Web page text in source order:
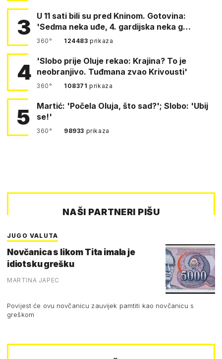
3
U 11 sati bili su pred Kninom. Gotovina:
'Sedma neka uđe, 4. gardijska neka g…
360° 124483prikaza
4
'Slobo prije Oluje rekao: Krajina? To je
neobranjivo. Tuđmana zvao Krivousti'
360° 108371prikaza
5
Martić: 'Počela Oluja, što sad?'; Slobo: 'Ubij
se!'
360° 98933 prikaza
NAŠI PARTNERI PIŠU
JUGO VALUTA
Novčanica s likom Tita imala je
idiotsku grešku
MARTINA JAPEC
Povijest će ovu novčanicu zauvijek pamtiti kao novčanicu s
greškom